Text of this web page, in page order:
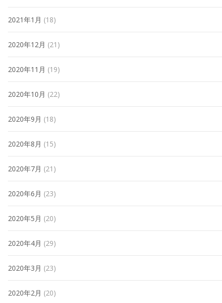
2021年1月 (18)
2020年12月 (21)
2020年11月 (19)
2020年10月 (22)
2020年9月 (18)
2020年8月 (15)
2020年7月 (21)
2020年6月 (23)
2020年5月 (20)
2020年4月 (29)
2020年3月 (23)
2020年2月 (20)